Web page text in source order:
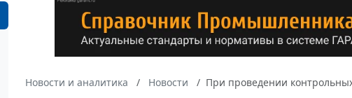
Новости и аналитика Новости При проведении